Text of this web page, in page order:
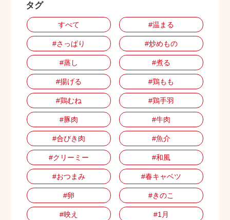
タグ
すべて #温まる
#さっぱり #炒めもの
#蒸し #煮る
#揚げる #鶏もも
#鶏むね #鶏手羽
#豚肉 #牛肉
#合びき肉 #魚介
#クリーミー #和風
#おつまみ #春キャベツ
#卵 #きのこ
#映え #1月